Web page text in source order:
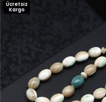
Ücretsiz
Kargo